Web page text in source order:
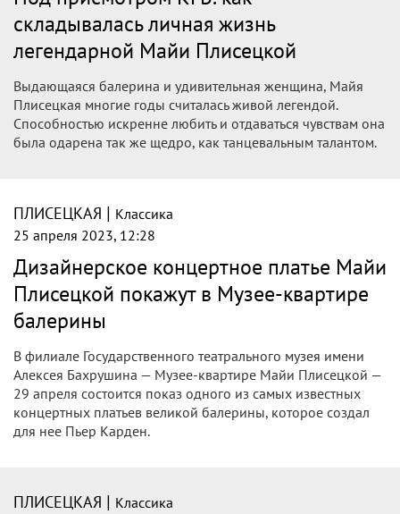
складывалась личная жизнь
легендарной Майи Плисецкой
Выдающаяся балерина и удивительная женщина, Майя
Плисецкая многие годы считалась живой легендой.
Способностью искренне любить и отдаваться чувствам она
была одарена так же щедро, как танцевальным талантом.
ПЛИСЕЦКАЯ | Классика
25 апреля 2023, 12:28
Дизайнерское концертное платье Майи
Плисецкой покажут в Музее-квартире
балерины
В филиале Государственного театрального музея имени
Алексея Бахрушина — Музее-квартире Майи Плисецкой —
29 апреля состоится показ одного из самых известных
концертных платьев великой балерины, которое создал
для нее Пьер Карден.
ПЛИСЕЦКАЯ | Классика